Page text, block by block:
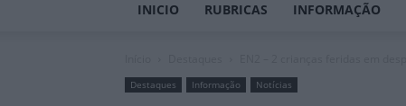
INICIO RUBRICAS INFORMAÇÃO
Destaques Informação Notícias